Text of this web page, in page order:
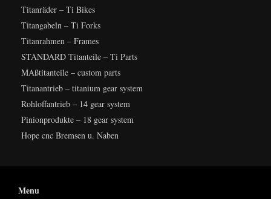
Titanräder – Ti Bikes
Titangabeln – Ti Forks
Titanrahmen – Frames
STANDARD Titanteile – Ti Parts
MAßtitanteile – custom parts
Titanantrieb – titanium gear system
Rohloffantrieb – 14 gear system
Pinionprodukte – 18 gear system
Hope cnc Bremsen u. Naben
Menu